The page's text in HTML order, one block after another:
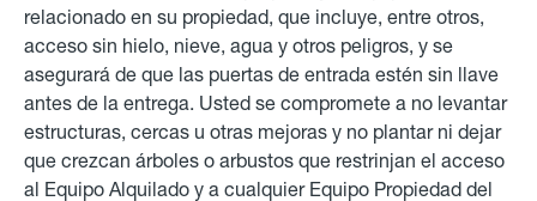
relacionado en su propiedad, que incluye, entre otros,
acceso sin hielo, nieve, agua y otros peligros, y se
asegurará de que las puertas de entrada estén sin llave
antes de la entrega. Usted se compromete a no levantar
estructuras, cercas u otras mejoras y no plantar ni dejar
que crezcan árboles o arbustos que restrinjan el acceso
al Equipo Alquilado y a cualquier Equipo Propiedad del